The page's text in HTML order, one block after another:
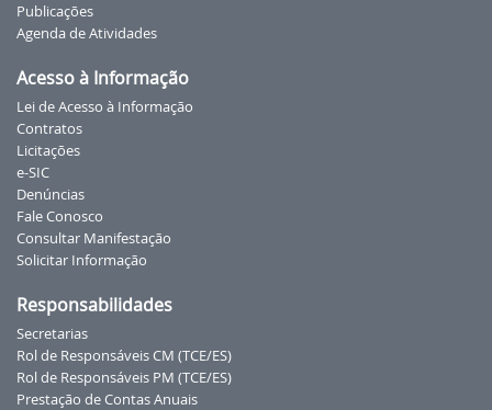
Publicações
Agenda de Atividades
Acesso à Informação
Lei de Acesso à Informação
Contratos
Licitações
e-SIC
Denúncias
Fale Conosco
Consultar Manifestação
Solicitar Informação
Responsabilidades
Secretarias
Rol de Responsáveis CM (TCE/ES)
Rol de Responsáveis PM (TCE/ES)
Prestação de Contas Anuais